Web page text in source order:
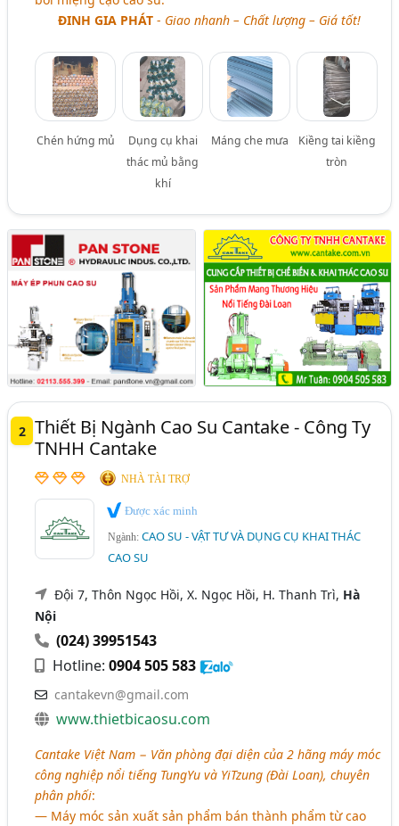
ĐINH GIA PHÁT - Giao nhanh – Chất lượng – Giá tốt!
Chén hứng mủ
Dụng cụ khai
thác mủ bằng
khí
Máng che mưa
Kiềng tai kiềng
tròn
2 Thiết Bị Ngành Cao Su Cantake - Công Ty
TNHH Cantake
NHÀ TÀI TRỢ
Được xác minh
Ngành:CAO SU - VẬT TƯ VÀ DỤNG CỤ KHAI THÁC
CAO SU
Đội 7, Thôn Ngọc Hồi, X. Ngọc Hồi, H. Thanh Trì, Hà
Nội
(024) 39951543
Hotline:0904 505 583
cantakevn@gmail.com
www.thietbicaosu.com
Cantake Việt Nam − Văn phòng đại diện của 2 hãng máy móc
công nghiệp nổi tiếng TungYu và YiTzung (Đài Loan), chuyên
phân phối:
― Máy móc sản xuất sản phẩm bán thành phẩm từ cao